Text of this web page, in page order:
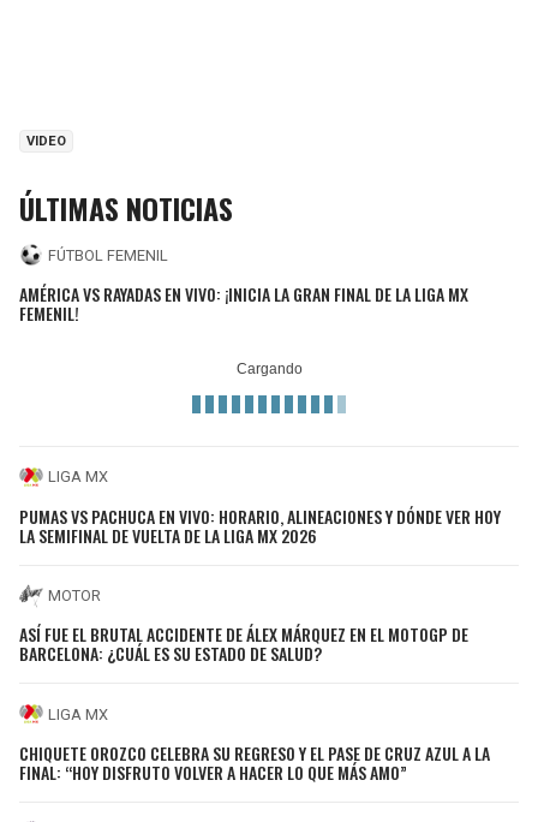
VIDEO
ÚLTIMAS NOTICIAS
FÚTBOL FEMENIL
AMÉRICA VS RAYADAS EN VIVO: ¡INICIA LA GRAN FINAL DE LA LIGA MX
FEMENIL!
LIGA MX
PUMAS VS PACHUCA EN VIVO: HORARIO, ALINEACIONES Y DÓNDE VER HOY
LA SEMIFINAL DE VUELTA DE LA LIGA MX 2026
MOTOR
ASÍ FUE EL BRUTAL ACCIDENTE DE ÁLEX MÁRQUEZ EN EL MOTOGP DE
BARCELONA: ¿CUÁL ES SU ESTADO DE SALUD?
LIGA MX
CHIQUETE OROZCO CELEBRA SU REGRESO Y EL PASE DE CRUZ AZUL A LA
FINAL: “HOY DISFRUTO VOLVER A HACER LO QUE MÁS AMO”